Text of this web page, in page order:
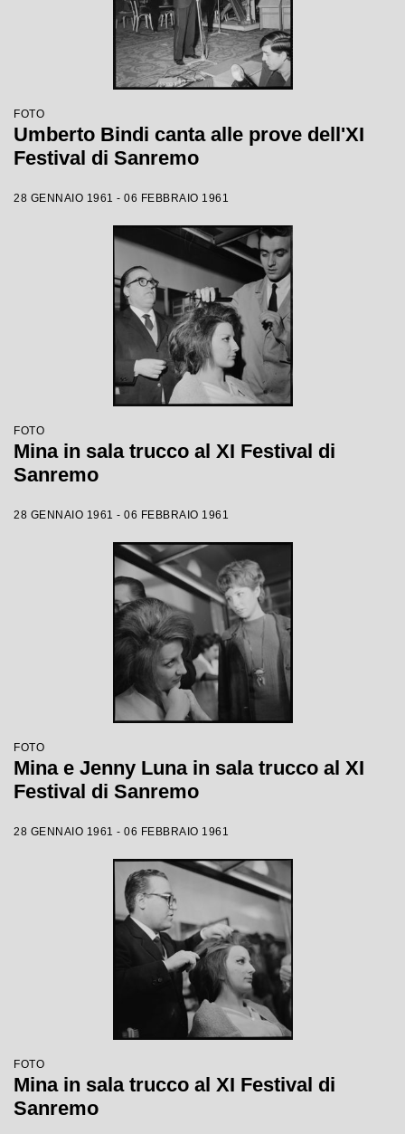
FOTO
Umberto Bindi canta alle prove dell'XI
Festival di Sanremo
28 GENNAIO 1961 - 06 FEBBRAIO 1961
FOTO
Mina in sala trucco al XI Festival di
Sanremo
28 GENNAIO 1961 - 06 FEBBRAIO 1961
FOTO
Mina e Jenny Luna in sala trucco al XI
Festival di Sanremo
28 GENNAIO 1961 - 06 FEBBRAIO 1961
FOTO
Mina in sala trucco al XI Festival di
Sanremo